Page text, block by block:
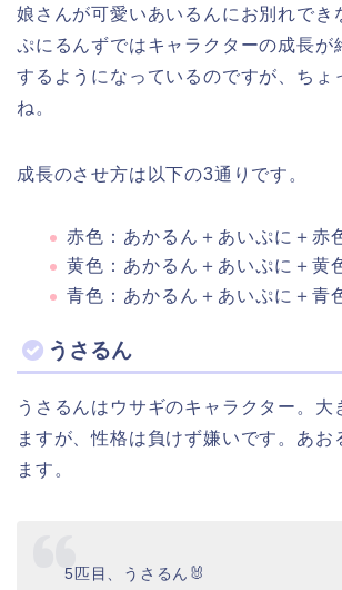
娘さんが可愛いあいるんにお別れでき
ぷにるんずではキャラクターの成長が
するようになっているのですが、ちょ
ね。
成長のさせ方は以下の3通りです。
赤色：あかるん＋あいぷに＋赤
黄色：あかるん＋あいぷに＋黄
青色：あかるん＋あいぷに＋青
うさるん
うさるんはウサギのキャラクター。大
ますが、性格は負けず嫌いです。あお
ます。
5匹目、うさるん🐰